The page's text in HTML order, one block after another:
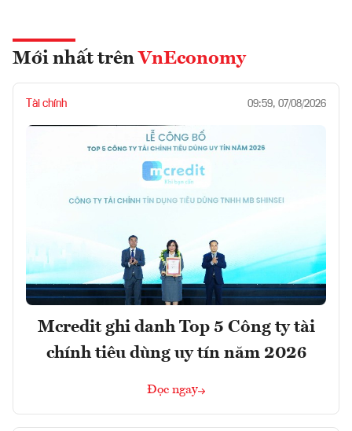
Mới nhất trên VnEconomy
Tài chính 09:59, 07/08/2026
Mcredit ghi danh Top 5 Công ty tài
chính tiêu dùng uy tín năm 2026
Đọc ngay